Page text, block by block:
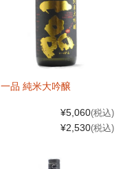
一品 純米大吟醸
¥5,060(税込)
¥2,530(税込)